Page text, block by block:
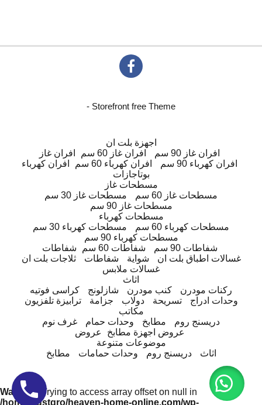
- Storefront free Theme
اجهزة بلت ان
افران غاز
افران غاز 60 سم
افران غاز 90 سم
افران كهرباء
افران كهرباء 60 سم
افران كهرباء 90 سم
بوتاجازات
مسطحات غاز
مسطحات غاز 30 سم
مسطحات غاز 60 سم
مسطحات غاز 90 سم
مسطحات كهرباء
مسطحات كهرباء 30 سم
مسطحات كهرباء 60 سم
مسطحات كهرباء 90 سم
شفاطات
شفاطات 60 سم
شفاطات 90 سم
ثلاجات بلت ان
شفاطات شواية
غسالات اطباق بلت ان
غسالات ملابس
اثاث
كراسى فوتيه
شازلونج كنب مودرن
ركنات مودرن
ترابيزة تلفزيون
جزامة دولاب تسريحة
وحدات ادراج
مكاتب
غرف نوم
وحدات حمام مطابخ
دريسنج روم
عروض
عروض اجهزة مطابخ
موضوعات متنوعة
مطابخ
وحدات حمامات دريسنج روم اثاث
Warning: Trying to access array offset on null in
/home/trustgro/heaven-home-online.com/wp-